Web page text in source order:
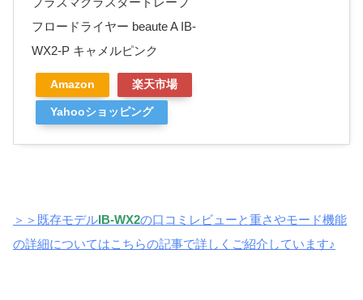
フロードライヤー beaute A IB-
WX2-P キャメルピンク
Amazon 楽天市場
Yahooショッピング
＞＞既存モデルIB-WX2の口コミレビューと重さやモード機能
の詳細についてはこちらの記事で詳しくご紹介しています♪